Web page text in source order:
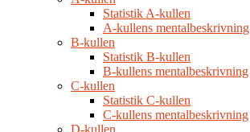
Statistik A-kullen
A-kullens mentalbeskrivning
B-kullen
Statistik B-kullen
B-kullens mentalbeskrivning
C-kullen
Statistik C-kullen
C-kullens mentalbeskrivning
D-kullen